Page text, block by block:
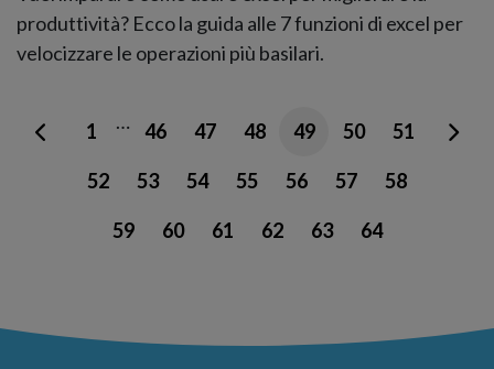
produttività? Ecco la guida alle 7 funzioni di excel per
velocizzare le operazioni più basilari.
1 … 46 47 48 49 50 51
52 53 54 55 56 57 58
59 60 61 62 63 64